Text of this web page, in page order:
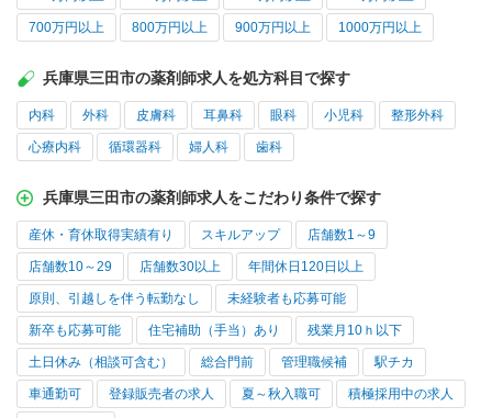
700万円以上 800万円以上 900万円以上 1000万円以上
兵庫県三田市の薬剤師求人を処方科目で探す
内科 外科 皮膚科 耳鼻科 眼科 小児科 整形外科
心療内科 循環器科 婦人科 歯科
兵庫県三田市の薬剤師求人をこだわり条件で探す
産休・育休取得実績有り スキルアップ 店舗数1～9
店舗数10～29 店舗数30以上 年間休日120日以上
原則、引越しを伴う転勤なし 未経験者も応募可能
新卒も応募可能 住宅補助（手当）あり 残業月10ｈ以下
土日休み（相談可含む） 総合門前 管理職候補 駅チカ
車通勤可 登録販売者の求人 夏～秋入職可 積極採用中の求人